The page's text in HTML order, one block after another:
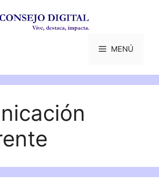
MENÚ